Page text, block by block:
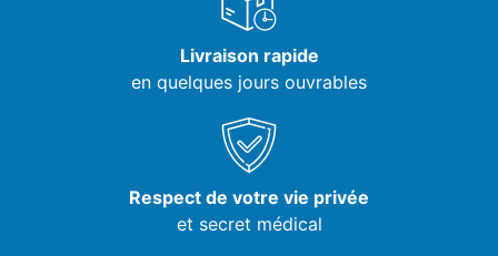
Livraison rapide
en quelques jours ouvrables
Respect de votre vie privée
et secret médical